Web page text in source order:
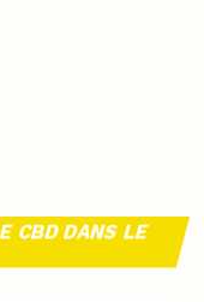
CBD DANS LE